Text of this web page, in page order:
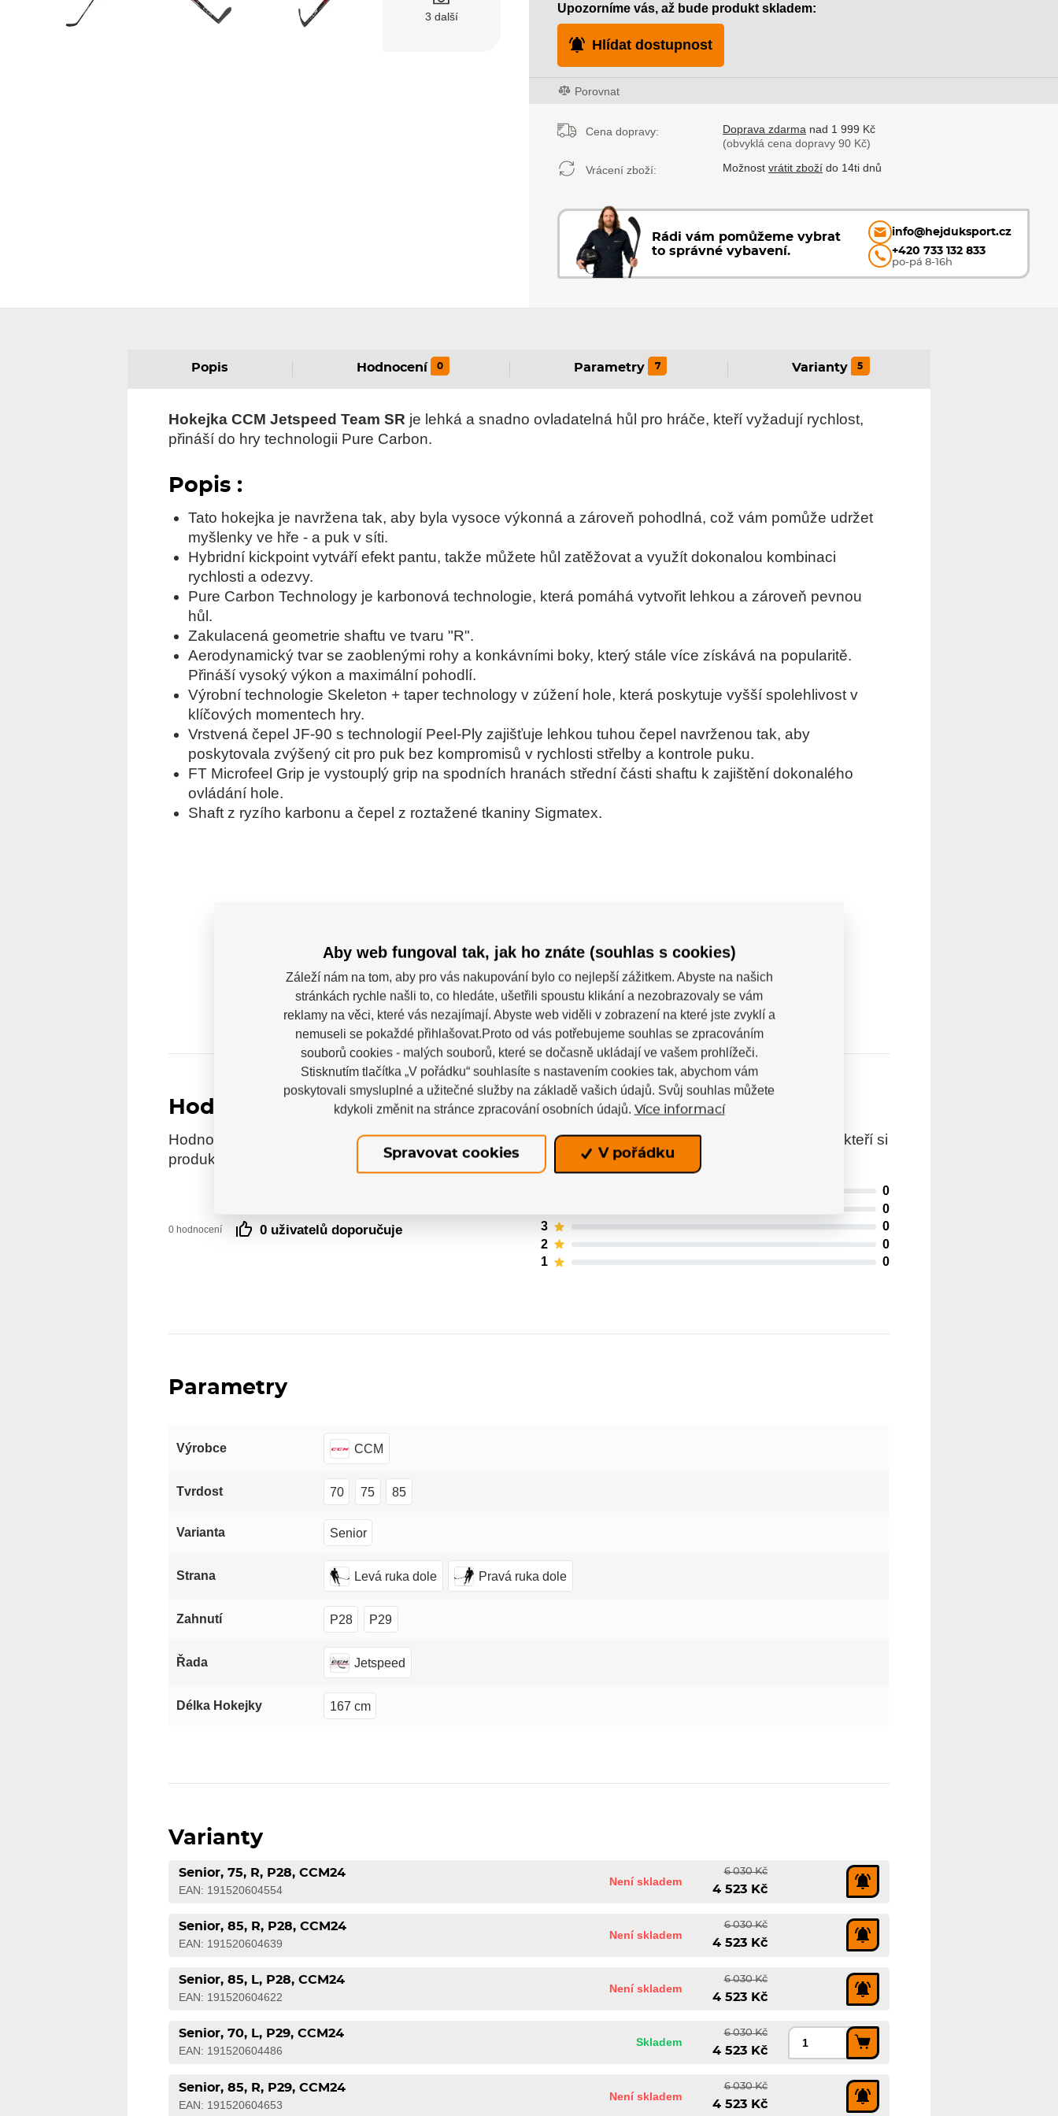
3 další
Upozorníme vás, až bude produkt skladem:
Hlídat dostupnost
Porovnat
Cena dopravy: Doprava zdarma nad 1 999 Kč
(obvyklá cena dopravy 90 Kč)
Vrácení zboží: Možnostvrátit zboží do 14ti dnů
Rádi vám pomůžeme vybrat
to správné vybavení.
info@hejduksport.cz
+420 733 132 833
po-pá 8-16h
Popis Hodnocení 0 Parametry 7 Varianty 5
Hokejka CCM Jetspeed Team SR je lehká a snadno ovladatelná hůl pro hráče, kteří vyžadují rychlost,
přináší do hry technologii Pure Carbon.
Popis :
Tato hokejka je navržena tak, aby byla vysoce výkonná a zároveň pohodlná, což vám pomůže udržet
myšlenky ve hře - a puk v síti.
Hybridní kickpoint vytváří efekt pantu, takže můžete hůl zatěžovat a využít dokonalou kombinaci
rychlosti a odezvy.
Pure Carbon Technology je karbonová technologie, která pomáhá vytvořit lehkou a zároveň pevnou
hůl.
Zakulacená geometrie shaftu ve tvaru "R".
Aerodynamický tvar se zaoblenými rohy a konkávními boky, který stále více získává na popularitě.
Přináší vysoký výkon a maximální pohodlí.
Výrobní technologie Skeleton + taper technology v zúžení hole, která poskytuje vyšší spolehlivost v
klíčových momentech hry.
Vrstvená čepel JF-90 s technologií Peel-Ply zajišťuje lehkou tuhou čepel navrženou tak, aby
poskytovala zvýšený cit pro puk bez kompromisů v rychlosti střelby a kontrole puku.
FT Microfeel Grip je vystouplý grip na spodních hranách střední části shaftu k zajištění dokonalého
ovládání hole.
Shaft z ryzího karbonu a čepel z roztažené tkaniny Sigmatex.
Hodnocení
Hodnocení pochází od ověřených uživatelů. Hodnotit produkty mohou pouze registrovaní uživatelé, kteří si
produkt reálně zakoupili.
0 hodnocení 0 uživatelů doporučuje
0
0
3
0
2
0
1
0
Parametry
Výrobce CCM
Tvrdost 70 75 85
Varianta Senior
Strana Levá ruka dole Pravá ruka dole
Zahnutí P28 P29
Řada Jetspeed
Délka Hokejky 167 cm
Varianty
Senior, 75, R, P28, CCM24
EAN: 191520604554
Není skladem
6 030 Kč
4 523 Kč
Senior, 85, R, P28, CCM24
EAN: 191520604639
Není skladem
6 030 Kč
4 523 Kč
Senior, 85, L, P28, CCM24
EAN: 191520604622
Není skladem
6 030 Kč
4 523 Kč
Senior, 70, L, P29, CCM24
EAN: 191520604486
Skladem
6 030 Kč
4 523 Kč
Senior, 85, R, P29, CCM24
EAN: 191520604653
Není skladem
6 030 Kč
4 523 Kč
Aby web fungoval tak, jak ho znáte (souhlas s cookies)
Záleží nám na tom, aby pro vás nakupování bylo co nejlepší zážitkem. Abyste na našich
stránkách rychle našli to, co hledáte, ušetřili spoustu klikání a nezobrazovaly se vám
reklamy na věci, které vás nezajímají. Abyste web viděli v zobrazení na které jste zvyklí a
nemuseli se pokaždé přihlašovat.Proto od vás potřebujeme souhlas se zpracováním
souborů cookies - malých souborů, které se dočasně ukládají ve vašem prohlížeči.
Stisknutím tlačítka „V pořádku“ souhlasíte s nastavením cookies tak, abychom vám
poskytovali smysluplné a užitečné služby na základě vašich údajů. Svůj souhlas můžete
kdykoli změnit na stránce zpracování osobních údajů. Více informací
Spravovat cookies V pořádku